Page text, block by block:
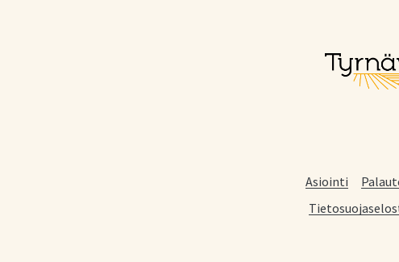
Asiointi